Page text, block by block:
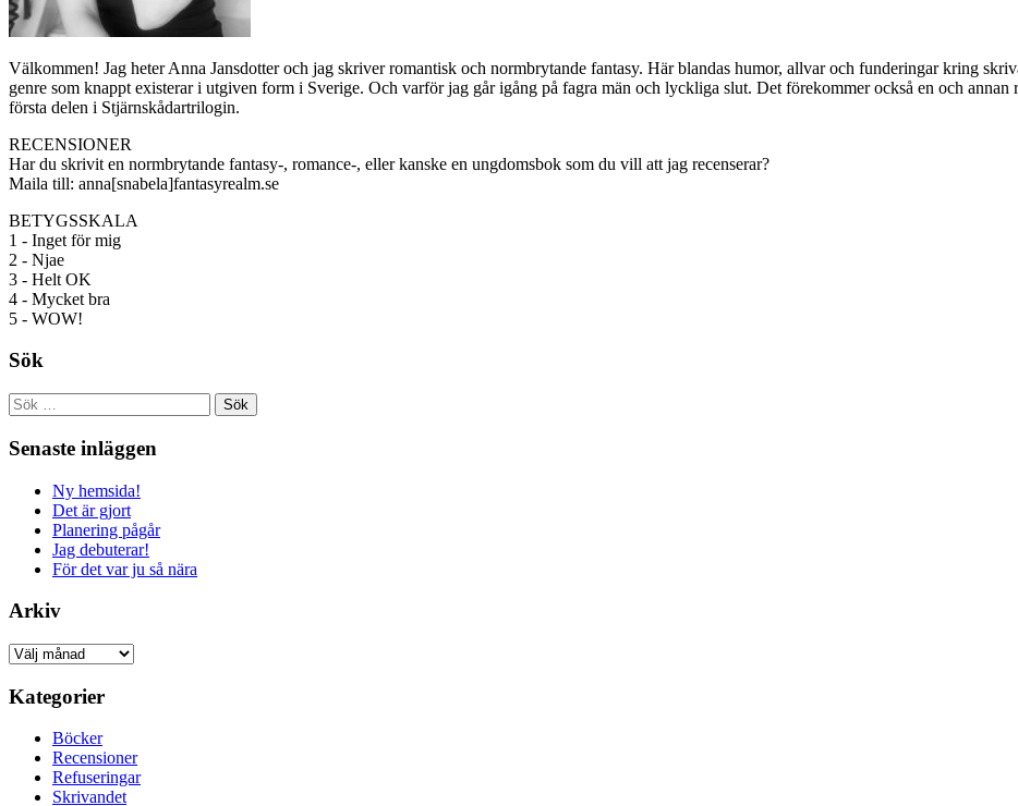
Välkommen! Jag heter Anna Jansdotter och jag skriver romantisk och normbrytande fantasy. Här blandas humor, allvar och funderingar kring
genre som knappt existerar i utgiven form i Sverige. Och varför jag går igång på fagra män och lyckliga slut. Det förekommer också en och annan
första delen i Stjärnskådartrilogin.
RECENSIONER
Har du skrivit en normbrytande fantasy-, romance-, eller kanske en ungdomsbok som du vill att jag recenserar?
Maila till: anna[snabela]fantasyrealm.se
BETYGSSKALA
1 - Inget för mig
2 - Njae
3 - Helt OK
4 - Mycket bra
5 - WOW!
Sök
Sök
efter:
Senaste inläggen
Ny hemsida!
Det är gjort
Planering pågår
Jag debuterar!
För det var ju så nära
Arkiv
Arkiv
Kategorier
Böcker
Recensioner
Refuseringar
Skrivandet